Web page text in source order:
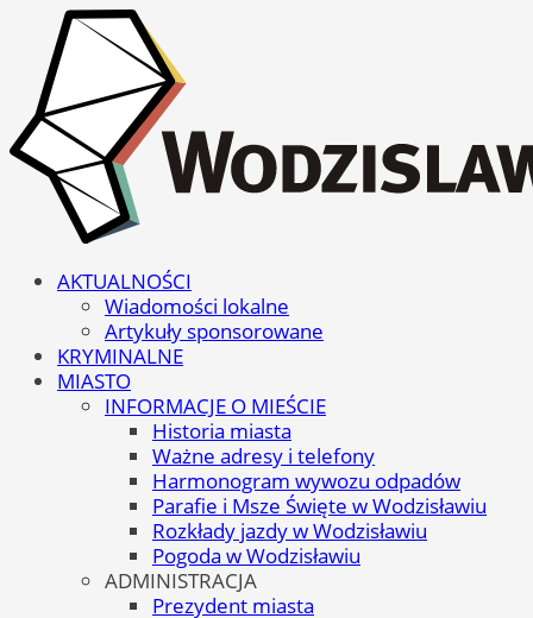
AKTUALNOŚCI
Wiadomości lokalne
Artykuły sponsorowane
KRYMINALNE
MIASTO
INFORMACJE O MIEŚCIE
Historia miasta
Ważne adresy i telefony
Harmonogram wywozu odpadów
Parafie i Msze Święte w Wodzisławiu
Rozkłady jazdy w Wodzisławiu
Pogoda w Wodzisławiu
ADMINISTRACJA
Prezydent miasta